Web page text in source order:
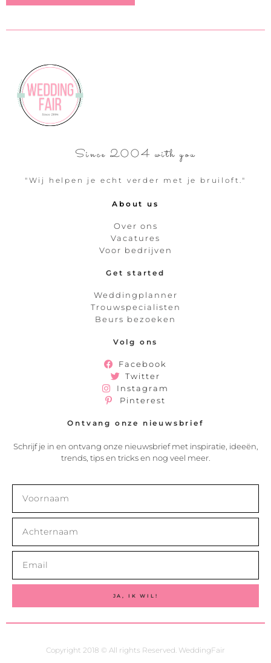
Since 2004 with you
"Wij helpen je echt verder met je bruiloft."
About us
Over ons
Vacatures
Voor bedrijven
Get started
Weddingplanner
Trouwspecialisten
Beurs bezoeken
Volg ons
Facebook
Twitter
Instagram
Pinterest
Ontvang onze nieuwsbrief
Schrijf je in en ontvang onze nieuwsbrief met inspiratie, ideeën,
trends, tips en tricks en nog veel meer.
JA, IK WIL!
Copyright 2018 © All rights Reserved. WeddingFair